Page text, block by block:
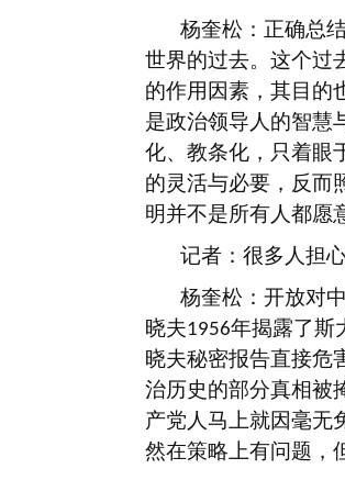
杨奎松：正确总
世界的过去。这个过
的作用因素，其目的
是政治领导人的智慧
化、教条化，只着眼
的灵活与必要，反而
明并不是所有人都愿
记者：很多人担
杨奎松：开放对
晓夫1956年揭露了斯
晓夫秘密报告直接危
治历史的部分真相被
产党人马上就因毫无
然在策略上有问题，